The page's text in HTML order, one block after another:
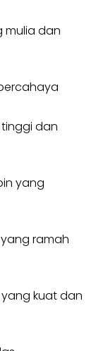
mulia dan
tinggi dan
yang
ramah
kuat dan